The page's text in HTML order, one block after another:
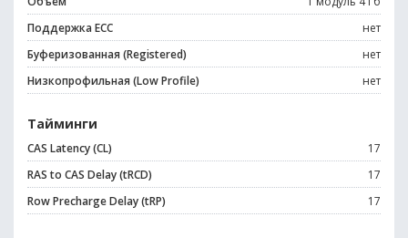
Поддержка ECC
нет
Буферизованная (Registered)
нет
Низкопрофильная (Low Profile)
нет
Тайминги
CAS Latency (CL)
17
RAS to CAS Delay (tRCD)
17
Row Precharge Delay (tRP)
17